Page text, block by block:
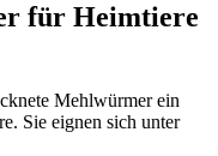
für Heimtiere
Mehlwürmer ein
Sie eignen sich unter